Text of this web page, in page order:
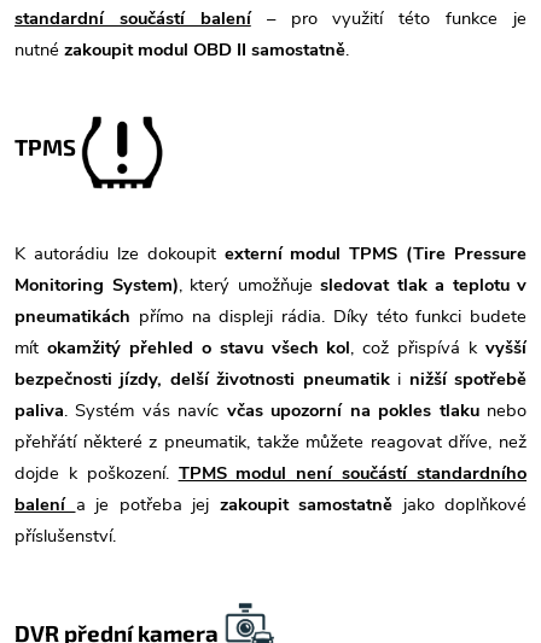
standardní součástí balení
– pro využití této funkce je
nutné zakoupit modul OBD II samostatně.
TPMS
K autorádiu lze dokoupit externí modul TPMS (Tire Pressure
Monitoring System), který umožňuje sledovat tlak a teplotu v
pneumatikách přímo na displeji rádia. Díky této funkci budete
mít okamžitý přehled o stavu všech kol, což přispívá k vyšší
bezpečnosti jízdy, delší životnosti pneumatik i nižší spotřebě
paliva. Systém vás navíc včas upozorní na pokles tlaku nebo
přehřátí některé z pneumatik, takže můžete reagovat dříve, než
dojde k poškození. TPMS modul není součástí standardního
balení a je potřeba jej zakoupit samostatně jako doplňkové
příslušenství.
DVR přední kamera